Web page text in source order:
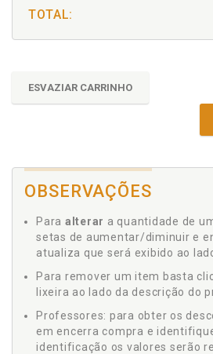
TOTAL:
ESVAZIAR CARRINHO
OBSERVAÇÕES
Para alterar a quantidade de
setas de aumentar/diminuir e
atualiza que será exibido ao
Para remover um item basta
lixeira ao lado da descrição do
Professores: para obter os
em encerra compra e
identificação os valores serão